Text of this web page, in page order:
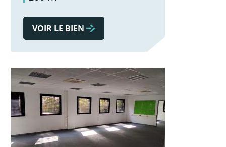
VOIR LE BIEN